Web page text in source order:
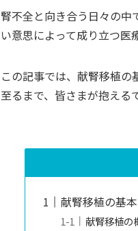
腎不全と向き合う日々の中
い意思によって成り立つ医
この記事では、献腎移植
至るまで、皆さまが抱える
献腎移植の基
献腎移植の